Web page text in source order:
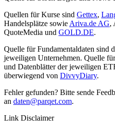
Quellen für Kurse sind Gettex,
Handelsplätze sowie Ariva.de AG,
QuoteMedia und GOLD.DE.
Quelle für Fundamentaldaten sind
jeweiligen Unternehmen. Quelle
und Datenblätter der jeweiligen
überwiegend von DivvyDiary.
Fehler gefunden? Bitte sende
an daten@parqet.com.
Link Disclaimer